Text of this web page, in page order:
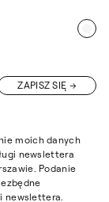
ZAPISZ SIĘ
moich danych
newslettera
Podanie
newslettera.